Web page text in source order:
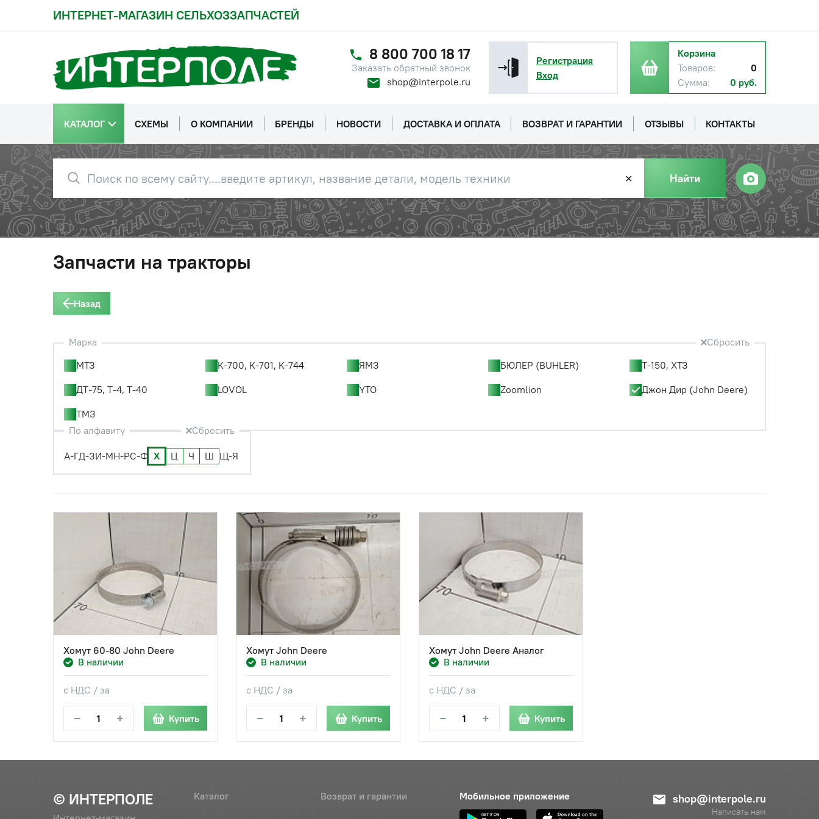
ИНТЕРНЕТ-МАГАЗИН СЕЛЬХОЗЗАПЧАСТЕЙ
8 800 700 18 17
Заказать обратный звонок
shop@interpole.ru
Регистрация
Вход
Корзина
Товаров:
0
Сумма:
0 руб.
КАТАЛОГ СХЕМЫ О КОМПАНИИ БРЕНДЫ НОВОСТИ ДОСТАВКА И ОПЛАТА ВОЗВРАТ И ГАРАНТИИ ОТЗЫВЫ КОНТАКТЫ
✕ Найти
Запчасти на тракторы
Назад
Марка
Сбросить
МТЗ
К-700, К-701, К-744 ЯМЗ БЮЛЕР (BUHLER)
Т-150, ХТЗ
ДТ-75, Т-4, Т-40
LOVOL YTO Zoomlion
Джон Дир (John Deere)
ТМЗ
По алфавиту
Сбросить
А-ГД-ЗИ-МН-РС-Ф Х Ц Ч Ш Щ-Я
Хомут 60-80 John Deere
В наличии
с НДС / за
− + Купить
Хомут John Deere
В наличии
с НДС / за
− + Купить
Хомут John Deere Аналог
В наличии
с НДС / за
− + Купить
© ИНТЕРПОЛЕ Каталог Возврат и гарантии Мобильное приложение shop@interpole.ru
Написать нам